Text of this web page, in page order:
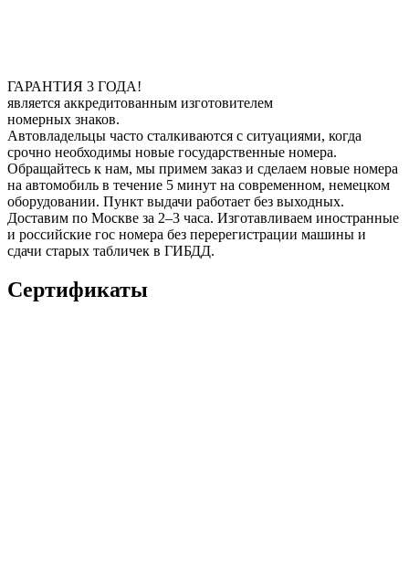
ГАРАНТИЯ 3 ГОДА!
является аккредитованным изготовителем
номерных знаков.
Автовладельцы часто сталкиваются с ситуациями, когда
срочно необходимы новые государственные номера.
Обращайтесь к нам, мы примем заказ и сделаем новые номера
на автомобиль в течение 5 минут на современном, немецком
оборудовании. Пункт выдачи работает без выходных.
Доставим по Москве за 2–3 часа. Изготавливаем иностранные
и российские гос номера без перерегистрации машины и
сдачи старых табличек в ГИБДД.
Сертификаты